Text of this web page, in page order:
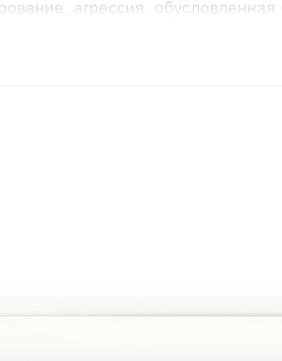
агрессия,
беспокойство при